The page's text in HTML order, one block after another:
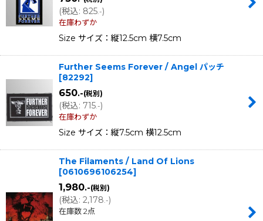
(税込: 825.-)
在庫わずか
Size サイズ：縦12.5cm 横7.5cm
Further Seems Forever / Angel パッチ
[82292]
650.-(税別)
(税込: 715.-)
在庫わずか
Size サイズ：縦7.5cm 横12.5cm
The Filaments / Land Of Lions
[0610696106254]
1,980.-(税別)
(税込: 2,178.-)
在庫数 2点